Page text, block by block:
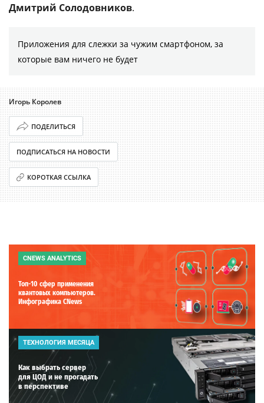
Дмитрий Солодовников.
Приложения для слежки за чужим смартфоном, за
которые вам ничего не будет
Игорь Королев
ПОДЕЛИТЬСЯ
ПОДПИСАТЬСЯ НА НОВОСТИ
КОРОТКАЯ ССЫЛКА
CNEWS ANALYTICS
Топ-10 сфер применения
квантовых компьютеров.
Инфографика CNews
ТЕХНОЛОГИЯ МЕСЯЦА
Как выбрать сервер
для ЦОД и не прогадать
в перспективе